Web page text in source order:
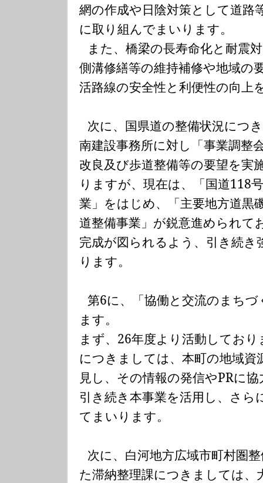
網の作成や日陰対策として道路
に取り組んでまいります。
また、橋梁の長寿命化と耐震
側溝修繕等の維持補修や地域の
活路線の安全性と利便性の向上
次に、国県道の整備状況につ
南建設事務所に対し「事業調整
改良及び歩道整備等の要望を実
りますが、現在は、「国道118
業」をはじめ、「主要地方道黒
道整備事業」が鋭意進められて
完成が図られるよう、引き続き
ります。
第6に、「協働と交流のまち
ます。
まず、 26年度より活動してお
につきましては、本町の地域資
見し、その情報の発信やPRに
引き続き本事業を活用し、さら
てまいります。
次に、白河地方広域市町村圏
た滞納整理課につきましては、